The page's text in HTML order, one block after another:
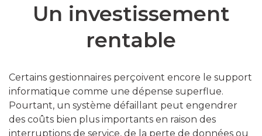
Un investissement
rentable
Certains gestionnaires perçoivent encore le support
informatique comme une dépense superflue.
Pourtant, un système défaillant peut engendrer
des coûts bien plus importants en raison des
interruptions de service, de la perte de données ou